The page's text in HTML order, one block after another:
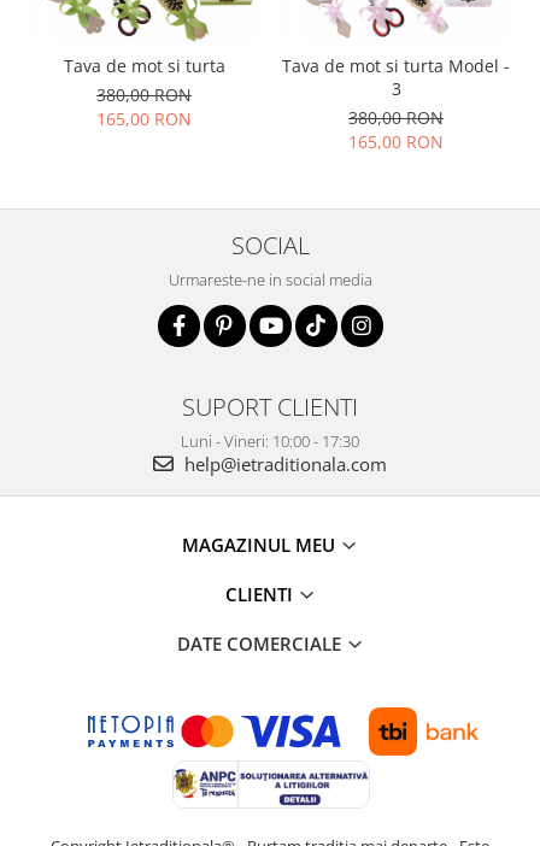
Tava de mot si turta
380,00 RON
165,00 RON
Tava de mot si turta Model -
3
380,00 RON
165,00 RON
SOCIAL
Urmareste-ne in social media
SUPORT CLIENTI
Luni - Vineri: 10:00 - 17:30
help@ietraditionala.com
MAGAZINUL MEU
CLIENTI
DATE COMERCIALE